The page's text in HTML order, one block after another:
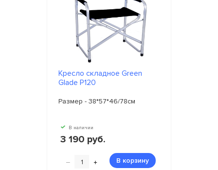
Кресло складное Green
Glade P120
Размер - 38*57*46/78см
В наличии
3 190 руб.
– + В корзину